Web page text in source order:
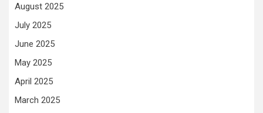
August 2025
July 2025
June 2025
May 2025
April 2025
March 2025